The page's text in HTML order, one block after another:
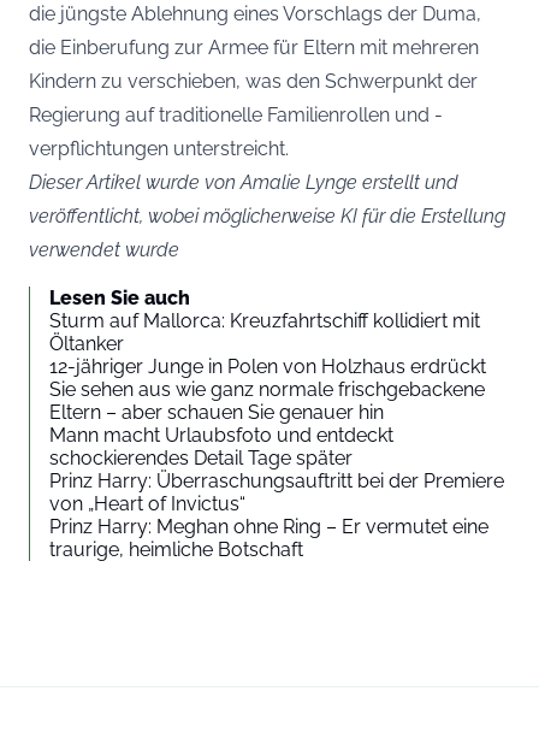
die jüngste Ablehnung eines Vorschlags der Duma,
die Einberufung zur Armee für Eltern mit mehreren
Kindern zu verschieben, was den Schwerpunkt der
Regierung auf traditionelle Familienrollen und -
verpflichtungen unterstreicht.
Dieser Artikel wurde von Amalie Lynge erstellt und
veröffentlicht, wobei möglicherweise KI für die Erstellung
verwendet wurde
Lesen Sie auch
Sturm auf Mallorca: Kreuzfahrtschiff kollidiert mit
Öltanker
12-jähriger Junge in Polen von Holzhaus erdrückt
Sie sehen aus wie ganz normale frischgebackene
Eltern – aber schauen Sie genauer hin
Mann macht Urlaubsfoto und entdeckt
schockierendes Detail Tage später
Prinz Harry: Überraschungsauftritt bei der Premiere
von „Heart of Invictus“
Prinz Harry: Meghan ohne Ring – Er vermutet eine
traurige, heimliche Botschaft